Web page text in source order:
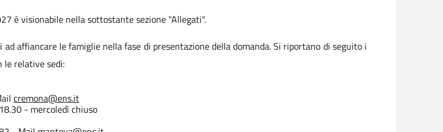
è visionabile nella sottostante sezione "Allegati".
affiancare le famiglie nella fase di presentazione della domanda. Si riportano di seguito i
relative sedi:
cremona@ens.it
- mercoledì chiuso